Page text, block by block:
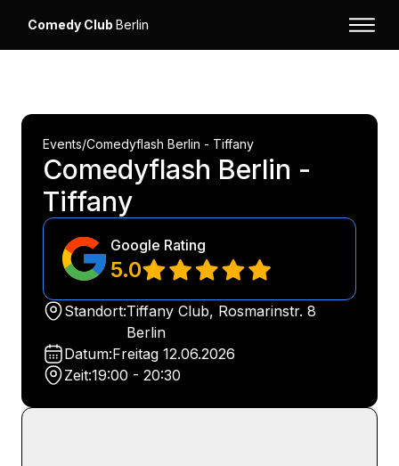
Comedy Club Berlin
Events/Comedyflash Berlin - Tiffany
Comedyflash Berlin -
Tiffany
Google Rating
5.0
Standort:Tiffany Club, Rosmarinstr. 8
Berlin
Datum:Freitag 12.06.2026
Zeit:19:00 - 20:30